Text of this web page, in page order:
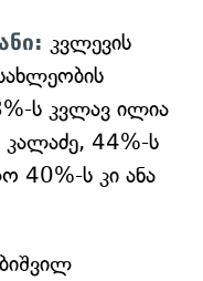
კვლევის
ს კვლავ ილია
კალაძე, 44%-ს
40%-ს კი ანა